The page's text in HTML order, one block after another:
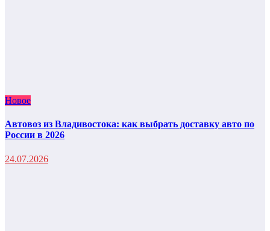
Новое
Автовоз из Владивостока: как выбрать доставку авто по
России в 2026
24.07.2026